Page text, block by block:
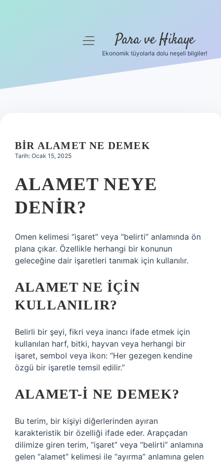
Hakkımızda
menüyü
Para ve Hikaye
Ekonomik tüyolarla dolu neşeli bilgiler!
BIR ALAMET NE DEMEK
Tarih: Ocak 15, 2025
ALAMET NEYE
DENIR?
Omen kelimesi “işaret” veya “belirti” anlamında ön
plana çıkar. Özellikle herhangi bir konunun
geleceğine dair işaretleri tanımak için kullanılır.
ALAMET NE IÇIN
KULLANILIR?
Belirli bir şeyi, fikri veya inancı ifade etmek için
kullanılan harf, bitki, hayvan veya herhangi bir
işaret, sembol veya ikon: “Her gezegen kendine
özgü bir işaretle temsil edilir.”
ALAMET-I NE DEMEK?
Bu terim, bir kişiyi diğerlerinden ayıran
karakteristik bir özelliği ifade eder. Arapçadan
dilimize giren terim, “işaret” veya “belirti” anlamına
gelen “alamet” kelimesi ile “ayırma” anlamına gelen